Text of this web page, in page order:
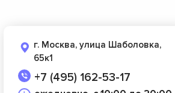
г. Москва, улица Шаболовка,
65к1
+7 (495) 162-53-17